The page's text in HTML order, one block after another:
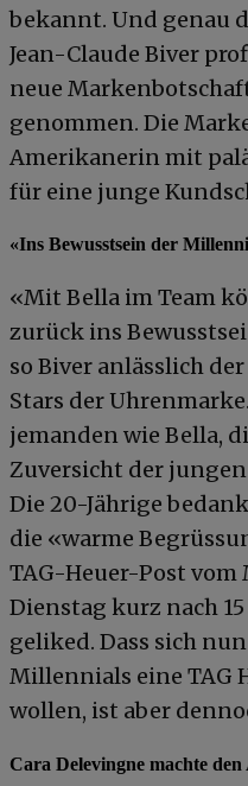
bekannt. Und genau
Jean-Claude Biver
neue
genommen. Die
Amerikanerin mit
für eine junge
«Ins Bewusstsein der
«Mit Bella im Team
zurück ins
so Biver anlässlich
Stars der
jemanden wie Bella,
Zuversicht der
Die 20-Jährige
die «warme
TAG-Heuer-Post
Dienstag kurz nach
geliked. Dass sich
Millennials eine TAG
wollen, ist aber
Cara Delevingne machte